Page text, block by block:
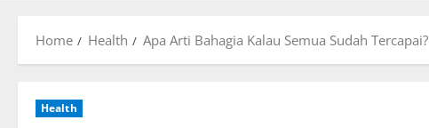
Home Health Apa Arti Bahagia Kalau Semua Sudah Tercapai?
Health